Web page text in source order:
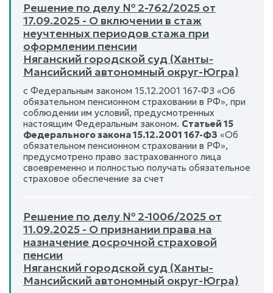
Решение по делу № 2-762/2025 от
17.09.2025 - О включении в стаж
неучтенных периодов стажа при
оформлении пенсии
Няганский городской суд (Ханты-
Мансийский автономный округ-Югра)
с Федеральным законом 15.12.2001 167-ФЗ «Об
обязательном пенсионном страховании в РФ», при
соблюдении им условий, предусмотренных
настоящим Федеральным законом. Статьей 15
Федерального закона 15.12.2001 167-ФЗ «Об
обязательном пенсионном страховании в РФ»,
предусмотрено право застрахованного лица
своевременно и полностью получать обязательное
страховое обеспечение за счет
Решение по делу № 2-1006/2025 от
11.09.2025 - О признании права на
назначение досрочной страховой
пенсии
Няганский городской суд (Ханты-
Мансийский автономный округ-Югра)